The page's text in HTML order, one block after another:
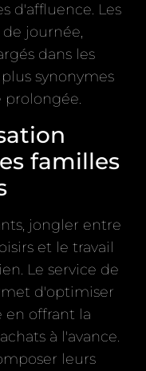
d'affluence. Les
journée,
dans les
synonymes
prolongée.
familles
jongler entre
et le travail
Le service de
d'optimiser
en offrant la
à l'avance.
leurs